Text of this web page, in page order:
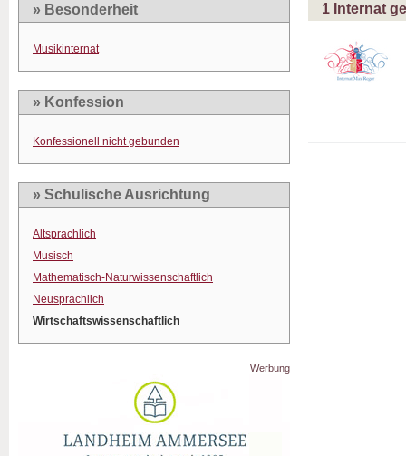
» Besonderheit
Musikinternat
» Konfession
Konfessionell nicht gebunden
» Schulische Ausrichtung
Altsprachlich
Musisch
Mathematisch-Naturwissenschaftlich
Neusprachlich
Wirtschaftswissenschaftlich
Werbung
1 Internat